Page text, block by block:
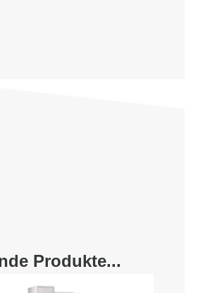
Produkte...